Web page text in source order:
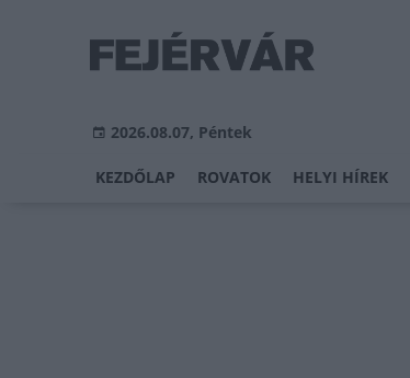
2026.08.07, Péntek
KEZDŐLAP ROVATOK HELYI HÍREK